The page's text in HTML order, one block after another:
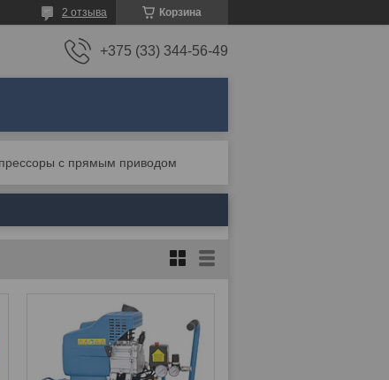
Корзина
2 отзыва
+375 (33) 344-56-49
с прямым приводом